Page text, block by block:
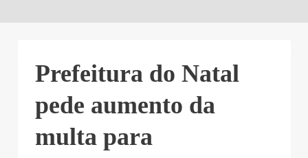
Prefeitura do Natal
pede aumento da
multa para